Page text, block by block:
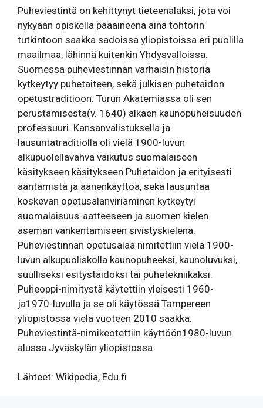
Puheviestintä on kehittynyt tieteenalaksi, jota voi
nykyään opiskella pääaineena aina tohtorin
tutkintoon saakka sadoissa yliopistoissa eri puolilla
maailmaa, lähinnä kuitenkin Yhdysvalloissa.
Suomessa puheviestinnän varhaisin historia
kytkeytyy puhetaiteen, sekä julkisen puhetaidon
opetustraditioon. Turun Akatemiassa oli sen
perustamisesta(v. 1640) alkaen kaunopuheisuuden
professuuri. Kansanvalistuksella ja
lausuntatraditiolla oli vielä 1900-luvun
alkupuolellavahva vaikutus suomalaiseen
käsitykseen käsitykseen Puhetaidon ja erityisesti
ääntämistä ja äänenkäyttöä, sekä lausuntaa
koskevan opetusalanviriäminen kytkeytyi
suomalaisuus-aatteeseen ja suomen kielen
aseman vankentamiseen sivistyskielenä.
Puheviestinnän opetusalaa nimitettiin vielä 1900-
luvun alkupuoliskolla kaunopuheeksi, kaunoluvuksi,
suulliseksi esitystaidoksi tai puhetekniikaksi.
Puheoppi-nimitystä käytettiin yleisesti 1960-
ja1970-luvulla ja se oli käytössä Tampereen
yliopistossa vielä vuoteen 2010 saakka.
Puheviestintä-nimikeotettiin käyttöön1980-luvun
alussa Jyväskylän yliopistossa.
Lähteet: Wikipedia, Edu.fi